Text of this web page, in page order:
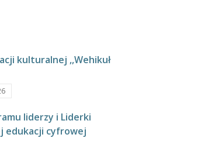
kulturalnej ,,Wehikuł
liderzy i Liderki
edukacji cyfrowej